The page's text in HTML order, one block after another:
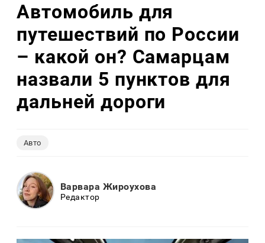
Автомобиль для
путешествий по России
– какой он? Самарцам
назвали 5 пунктов для
дальней дороги
Авто
Варвара Жироухова
Редактор